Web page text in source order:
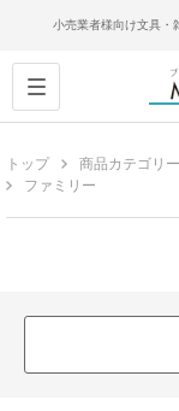
小売業者様向け文具・
トップ 商品カテゴリ
ファミリー